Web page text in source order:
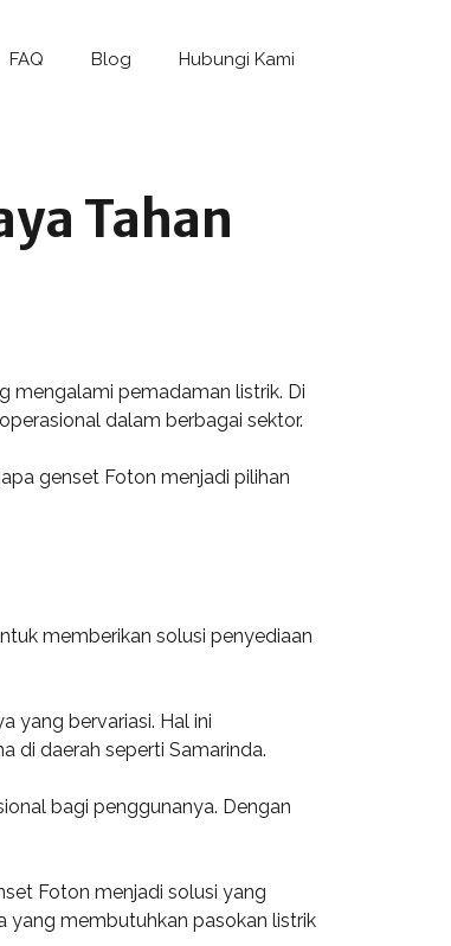
FAQ Blog Hubungi Kami
Tahan
mengalami pemadaman listrik. Di
dalam berbagai sektor.
genset Foton menjadi pilihan
memberikan solusi penyediaan
yang bervariasi. Hal ini
di daerah seperti Samarinda.
bagi penggunanya. Dengan
Foton menjadi solusi yang
yang membutuhkan pasokan listrik